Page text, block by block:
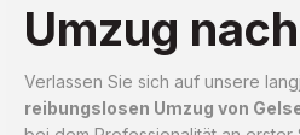
Umzug
Verlassen Sie sich auf unsere
reibungslosen Umzug von